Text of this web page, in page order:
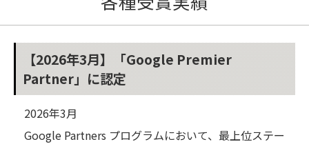
【2026年3月】「Google Premier
Partner」に認定
2026年3月
Google Partners プログラムにおいて、最上位ステー